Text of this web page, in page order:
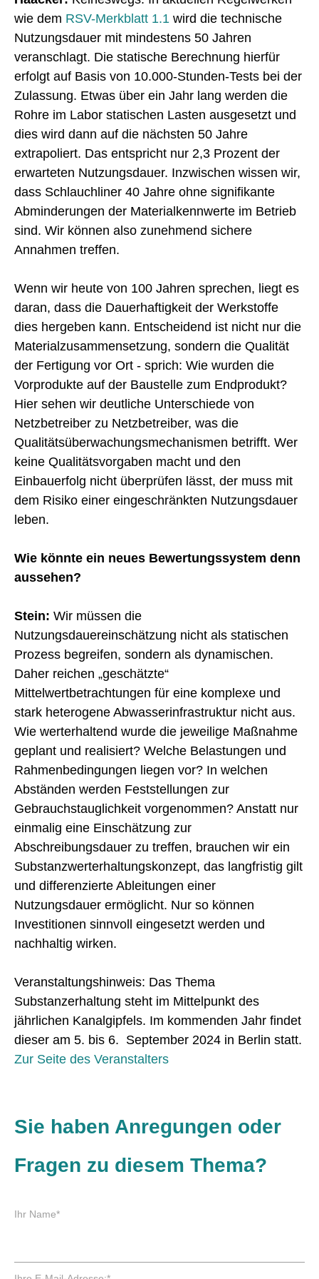
wie dem RSV-Merkblatt 1.1 wird die technische
Nutzungsdauer mit mindestens 50 Jahren
veranschlagt. Die statische Berechnung hierfür
erfolgt auf Basis von 10.000-Stunden-Tests bei der
Zulassung. Etwas über ein Jahr lang werden die
Rohre im Labor statischen Lasten ausgesetzt und
dies wird dann auf die nächsten 50 Jahre
extrapoliert. Das entspricht nur 2,3 Prozent der
erwarteten Nutzungsdauer. Inzwischen wissen wir,
dass Schlauchliner 40 Jahre ohne signifikante
Abminderungen der Materialkennwerte im Betrieb
sind. Wir können also zunehmend sichere
Annahmen treffen.
Wenn wir heute von 100 Jahren sprechen, liegt es
daran, dass die Dauerhaftigkeit der Werkstoffe
dies hergeben kann. Entscheidend ist nicht nur die
Materialzusammensetzung, sondern die Qualität
der Fertigung vor Ort - sprich: Wie wurden die
Vorprodukte auf der Baustelle zum Endprodukt?
Hier sehen wir deutliche Unterschiede von
Netzbetreiber zu Netzbetreiber, was die
Qualitätsüberwachungsmechanismen betrifft. Wer
keine Qualitätsvorgaben macht und den
Einbauerfolg nicht überprüfen lässt, der muss mit
dem Risiko einer eingeschränkten Nutzungsdauer
leben.
Wie könnte ein neues Bewertungssystem denn
aussehen?
Stein: Wir müssen die
Nutzungsdauereinschätzung nicht als statischen
Prozess begreifen, sondern als dynamischen.
Daher reichen „geschätzte“
Mittelwertbetrachtungen für eine komplexe und
stark heterogene Abwasserinfrastruktur nicht aus.
Wie werterhaltend wurde die jeweilige Maßnahme
geplant und realisiert? Welche Belastungen und
Rahmenbedingungen liegen vor? In welchen
Abständen werden Feststellungen zur
Gebrauchstauglichkeit vorgenommen? Anstatt nur
einmalig eine Einschätzung zur
Abschreibungsdauer zu treffen, brauchen wir ein
Substanzwerterhaltungskonzept, das langfristig gilt
und differenzierte Ableitungen einer
Nutzungsdauer ermöglicht. Nur so können
Investitionen sinnvoll eingesetzt werden und
nachhaltig wirken.
Veranstaltungshinweis: Das Thema
Substanzerhaltung steht im Mittelpunkt des
jährlichen Kanalgipfels. Im kommenden Jahr findet
dieser am 5. bis 6. September 2024 in Berlin statt.
Zur Seite des Veranstalters
Sie haben Anregungen oder
Fragen zu diesem Thema?
P
Ihr Name*
P